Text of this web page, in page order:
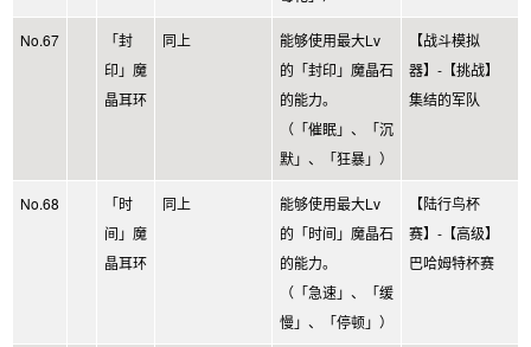
No.67
「封
印」魔
晶耳环
同上
能够使用最大Lv
的「封印」魔晶石
的能力。
（「催眠」、「沉
默」、「狂暴」）
【战斗模拟
器】-【挑战】
集结的军队
No.68
「时
间」魔
晶耳环
同上
能够使用最大Lv
的「时间」魔晶石
的能力。
（「急速」、「缓
慢」、「停顿」）
【陆行鸟杯
赛】-【高级】
巴哈姆特杯赛